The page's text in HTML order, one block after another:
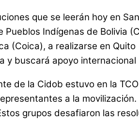
que se leerán hoy en
Pueblos Indígenas de Bolivia
(Coica), a realizarse en
y buscará apoyo
de la Cidob estuvo en la
a la
grupos desafiaron las